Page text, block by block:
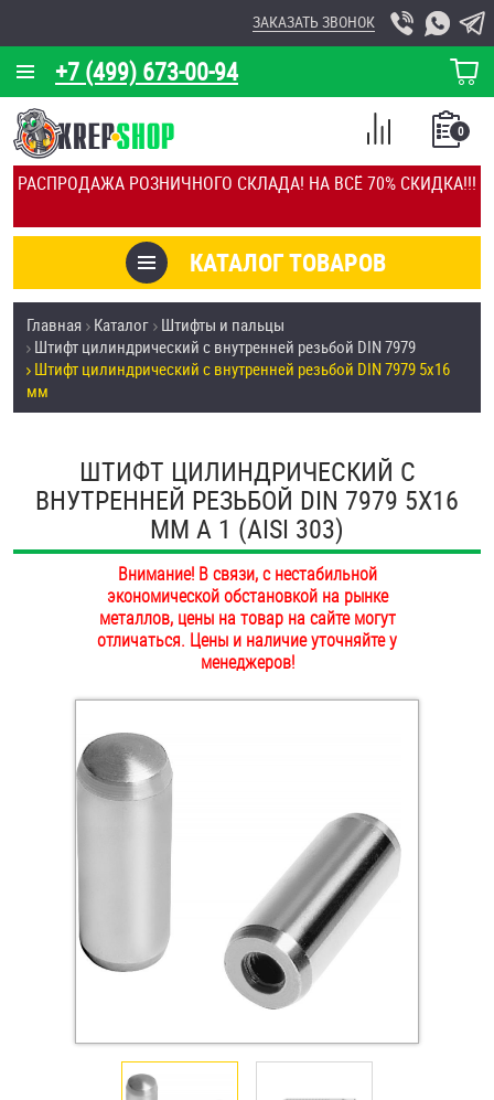
РАСПРОДАЖА РОЗНИЧНОГО СКЛАДА! НА ВСЁ 70% СКИДКА!!!
+7 (499) 673-00-94
ЗАКАЗАТЬ ЗВОНОК
КОРЗИНА
О КОМПАНИИ
КАЛЬКУЛЯТОР
ОТЗЫВЫ
УСЛУГИ
СКИДКИ
ПОКУПАТЕЛЯМ
ОПЛАТА И ДОСТАВКА
НАШИ МАГАЗИНЫ
КАТАЛОГ ТОВАРОВ
0
СПИСОК
СРАВНЕНИЕ
Товары со скидкой
Анкеры
Антивандальный крепёж, инструмент
Болты и винты
Дюбели
Дюймовый крепёж
Заклепки (Гайки-Заклепки)
Крюки, кольца с метрической резьбой
Крюки, кольца с шурупной резьбой
Оснастка и аксессуары для яхт
Главная Каталог Штифты и пальцы
Штифт цилиндрический с внутренней резьбой DIN 7979
Штифт цилиндрический с внутренней резьбой DIN 7979 5х16
мм
ШТИФТ ЦИЛИНДРИЧЕСКИЙ С
ВНУТРЕННЕЙ РЕЗЬБОЙ DIN 7979 5Х16
ММ А 1 (AISI 303)
Внимание! В связи, с нестабильной
экономической обстановкой на рынке
металлов, цены на товар на сайте могут
отличаться. Цены и наличие уточняйте у
менеджеров!